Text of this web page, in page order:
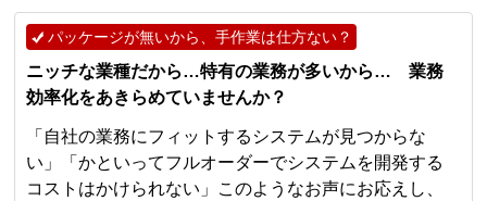
パッケージが無いから、手作業は仕方ない？
ニッチな業種だから…特有の業務が多いから… 業務
効率化をあきらめていませんか？
「自社の業務にフィットするシステムが見つからな
い」「かといってフルオーダーでシステムを開発する
コストはかけられない」このようなお声にお応えし、